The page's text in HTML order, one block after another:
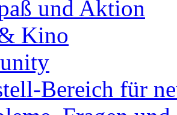
und Aktion
Kino
Bereich für